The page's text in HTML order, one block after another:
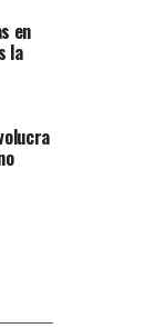
en
la